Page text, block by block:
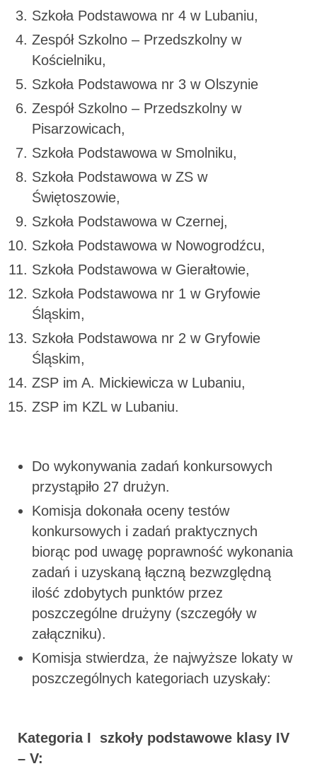
Szkoła Podstawowa nr 4 w Lubaniu,
Zespół Szkolno – Przedszkolny w
Kościelniku,
Szkoła Podstawowa nr 3 w Olszynie
Zespół Szkolno – Przedszkolny w
Pisarzowicach,
Szkoła Podstawowa w Smolniku,
Szkoła Podstawowa w ZS w
Świętoszowie,
Szkoła Podstawowa w Czernej,
Szkoła Podstawowa w Nowogrodźcu,
Szkoła Podstawowa w Gierałtowie,
Szkoła Podstawowa nr 1 w Gryfowie
Śląskim,
Szkoła Podstawowa nr 2 w Gryfowie
Śląskim,
ZSP im A. Mickiewicza w Lubaniu,
ZSP im KZL w Lubaniu.
Do wykonywania zadań konkursowych
przystąpiło 27 drużyn.
Komisja dokonała oceny testów
konkursowych i zadań praktycznych
biorąc pod uwagę poprawność wykonania
zadań i uzyskaną łączną bezwzględną
ilość zdobytych punktów przez
poszczególne drużyny (szczegóły w
załączniku).
Komisja stwierdza, że najwyższe lokaty w
poszczególnych kategoriach uzyskały:
Kategoria I szkoły podstawowe klasy IV
– V: